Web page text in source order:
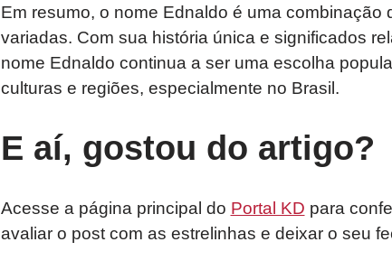
Em resumo, o nome Ednaldo é uma
variadas. Com sua história única e significados
nome Ednaldo continua a ser uma escolha
culturas e regiões, especialmente no Brasil.
E aí, gostou do artigo?
Acesse a página principal do Portal KD para
avaliar o post com as estrelinhas e deixar o seu